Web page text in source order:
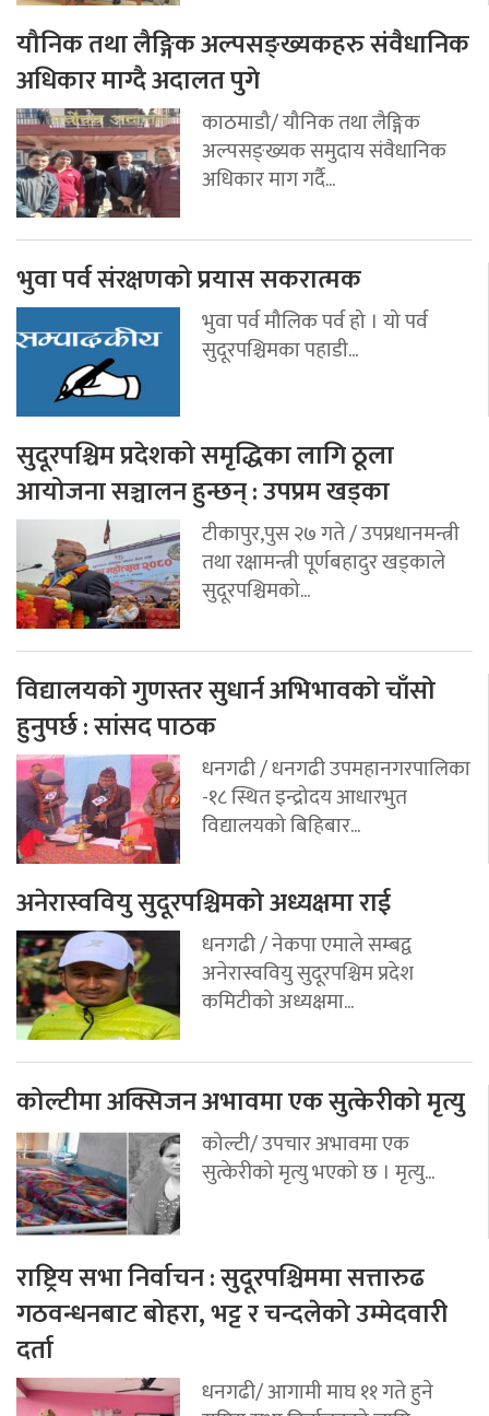
यौनिक तथा लैङ्गिक अल्पसङ्ख्यकहरु संवैधानिक
अधिकार माग्दै अदालत पुगे
काठमाडौ/ यौनिक तथा लैङ्गिक
अल्पसङ्ख्यक समुदाय संवैधानिक
अधिकार माग गर्दै...
भुवा पर्व संरक्षणको प्रयास सकरात्मक
भुवा पर्व मौलिक पर्व हो । यो पर्व
सुदूरपश्चिमका पहाडी...
सुदूरपश्चिम प्रदेशको समृद्धिका लागि ठूला
आयोजना सञ्चालन हुन्छन् : उपप्रम खड्का
टीकापुर,पुस २७ गते / उपप्रधानमन्त्री
तथा रक्षामन्त्री पूर्णबहादुर खड्काले
सुदूरपश्चिमको...
विद्यालयको गुणस्तर सुधार्न अभिभावको चाँसो
हुनुपर्छ : सांसद पाठक
धनगढी / धनगढी उपमहानगरपालिका
-१८ स्थित इन्द्रोदय आधारभुत
विद्यालयको बिहिबार...
अनेरास्ववियु सुदूरपश्चिमको अध्यक्षमा राई
धनगढी / नेकपा एमाले सम्बद्व
अनेरास्ववियु सुदूरपश्चिम प्रदेश
कमिटीको अध्यक्षमा...
कोल्टीमा अक्सिजन अभावमा एक सुत्केरीको मृत्यु
कोल्टी/ उपचार अभावमा एक
सुत्केरीको मृत्यु भएको छ । मृत्यु...
राष्ट्रिय सभा निर्वाचन : सुदूरपश्चिममा सत्तारुढ
गठवन्धनबाट बोहरा, भट्ट र चन्दलेको उम्मेदवारी
दर्ता
धनगढी/ आगामी माघ ११ गते हुने